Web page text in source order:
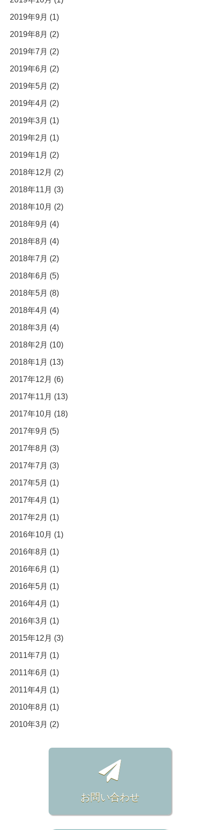
2019年9月 (1)
2019年8月 (2)
2019年7月 (2)
2019年6月 (2)
2019年5月 (2)
2019年4月 (2)
2019年3月 (1)
2019年2月 (1)
2019年1月 (2)
2018年12月 (2)
2018年11月 (3)
2018年10月 (2)
2018年9月 (4)
2018年8月 (4)
2018年7月 (2)
2018年6月 (5)
2018年5月 (8)
2018年4月 (4)
2018年3月 (4)
2018年2月 (10)
2018年1月 (13)
2017年12月 (6)
2017年11月 (13)
2017年10月 (18)
2017年9月 (5)
2017年8月 (3)
2017年7月 (3)
2017年5月 (1)
2017年4月 (1)
2017年2月 (1)
2016年10月 (1)
2016年8月 (1)
2016年6月 (1)
2016年5月 (1)
2016年4月 (1)
2016年3月 (1)
2015年12月 (3)
2011年7月 (1)
2011年6月 (1)
2011年4月 (1)
2010年8月 (1)
2010年3月 (2)
お問い合わせ